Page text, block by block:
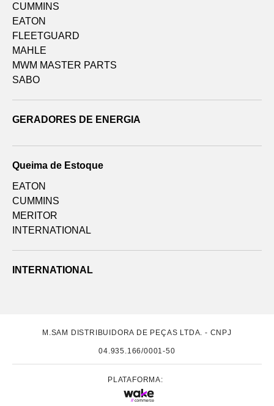
CUMMINS
EATON
FLEETGUARD
MAHLE
MWM MASTER PARTS
SABO
GERADORES DE ENERGIA
Queima de Estoque
EATON
CUMMINS
MERITOR
INTERNATIONAL
INTERNATIONAL
M.SAM DISTRIBUIDORA DE PEÇAS LTDA. - CNPJ
04.935.166/0001-50
PLATAFORMA: